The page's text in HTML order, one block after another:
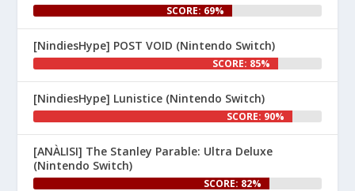
1
Nintenhype.Cat @nintenhype.cat
⋅
1m
El món dels videojocs: ⚡🔥💥💀
SCORE: 69%
[NindiesHype] POST VOID (Nintendo Switch)
SCORE: 85%
[NindiesHype] Lunistice (Nintendo Switch)
SCORE: 90%
[ANÀLISI] The Stanley Parable: Ultra Deluxe
(Nintendo Switch)
SCORE: 82%